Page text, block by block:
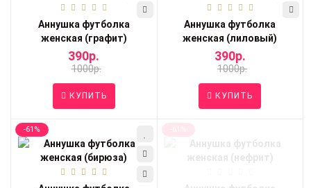
Аннушка футболка
женская (графит)
390р.
1000р.
КУПИТЬ
Аннушка футболка
женская (лиловый)
390р.
1000р.
КУПИТЬ
-61%